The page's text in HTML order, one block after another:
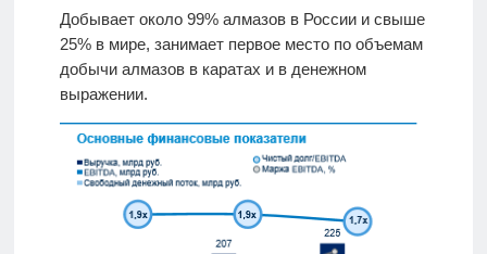
Добывает около 99% алмазов в России и свыше
25% в мире, занимает первое место по объемам
добычи алмазов в каратах и в денежном
выражении.